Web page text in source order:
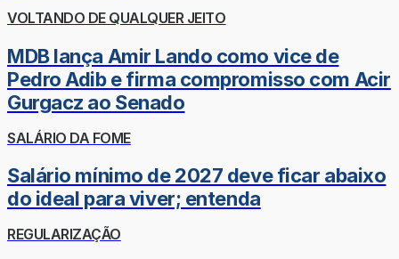
VOLTANDO DE QUALQUER JEITO
MDB lança Amir Lando como vice de
Pedro Adib e firma compromisso com Acir
Gurgacz ao Senado
SALÁRIO DA FOME
Salário mínimo de 2027 deve ficar abaixo
do ideal para viver; entenda
REGULARIZAÇÃO